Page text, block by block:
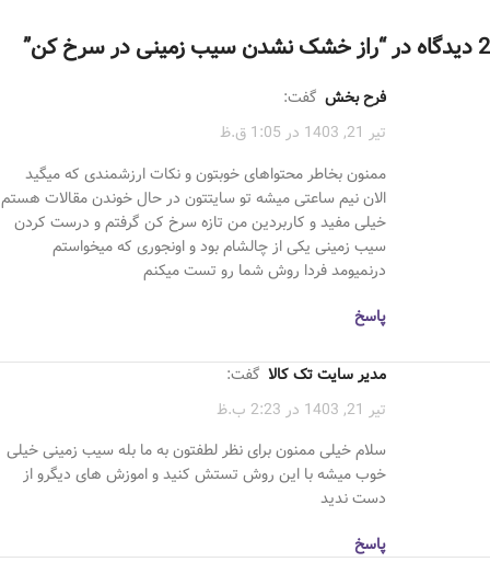
2 دیدگاه در “ راز خشک نشدن سیب زمینی در سرخ کن”
فرح بخش گفت:
تیر 21, 1403 در 1:05 ق.ظ
ممنون بخاطر محتواهای خوبتون و نکات ارزشمندی که میگید
الان نیم ساعتی میشه تو سایتتون در حال خوندن مقالات هستم
خیلی مفید و کاربردین من تازه سرخ کن گرفتم و درست کردن
سیب زمینی یکی از چالشام بود و اونجوری که میخواستم
درنمیومد فردا روش شما رو تست میکنم
پاسخ
مدیر سایت تک کالا گفت:
تیر 21, 1403 در 2:23 ب.ظ
سلام خیلی ممنون برای نظر لطفتون به ما بله سیب زمینی خیلی
خوب میشه با این روش تستش کنید و اموزش های دیگرو از
دست ندید
پاسخ